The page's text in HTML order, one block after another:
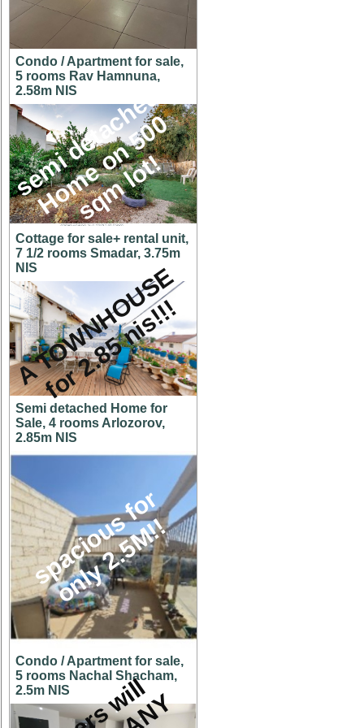
Condo / Apartment for sale,
5 rooms Rav Hamnuna,
2.58m NIS
s
e
m
i
d
e
t
a
c
h
e
d
H
o
m
e
o
n
5
0
0
s
q
m
l
o
t
!
Cottage for sale+ rental unit,
7 1/2 rooms Smadar, 3.75m
NIS
A
T
O
W
N
H
O
U
S
E
f
o
r
2
.
8
5
n
i
s
!
!
!
Semi detached Home for
Sale, 4 rooms Arlozorov,
2.85m NIS
s
p
a
c
i
o
u
s
f
o
r
o
n
l
y
2
.
5
M
!
!
Condo / Apartment for sale,
5 rooms Nachal Shacham,
2.5m NIS